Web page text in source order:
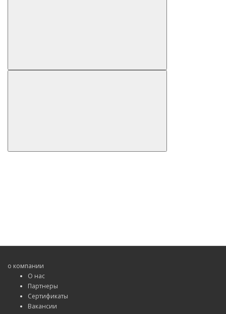
о компании
О нас
Партнеры
Сертификаты
Вакансии